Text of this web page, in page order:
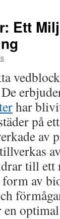
Ett
har
på
av
till ett
form av
en